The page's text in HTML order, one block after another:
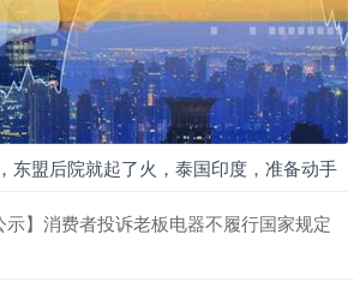
东盟后院就起了火，泰国印度，准备动手
示】消费者投诉老板电器不履行国家规定